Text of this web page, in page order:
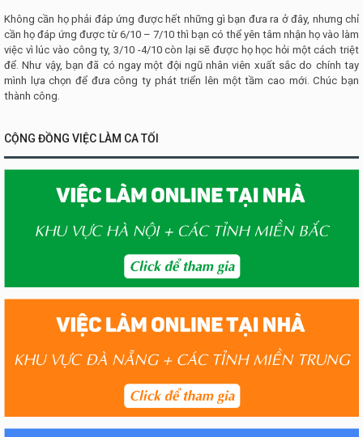
Không cần họ phải đáp ứng được hết những gì bạn đưa ra ở đây, nhưng chỉ
cần họ đáp ứng được từ 6/10 – 7/10 thì bạn có thể yên tâm nhận họ vào làm
việc vì lúc vào công ty, 3/10 -4/10 còn lại sẽ được họ học hỏi một cách triệt
để. Như vậy, bạn đã có ngay một đội ngũ nhân viên xuất sắc do chính tay
mình lựa chọn để đưa công ty phát triển lên một tầm cao mới. Chúc bạn
thành công.
CỘNG ĐỒNG VIỆC LÀM CA TỐI